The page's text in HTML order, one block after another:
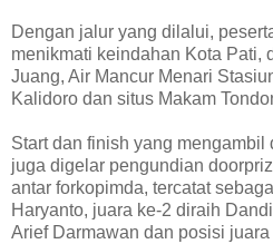
Dengan jalur yang dilalui,
menikmati keindahan Kota Pati,
Juang, Air Mancur Menari
Kalidoro dan situs Makam
Start dan finish yang
juga digelar pengundian
antar forkopimda, tercatat
Haryanto, juara ke-2 diraih
Arief Darmawan dan posisi